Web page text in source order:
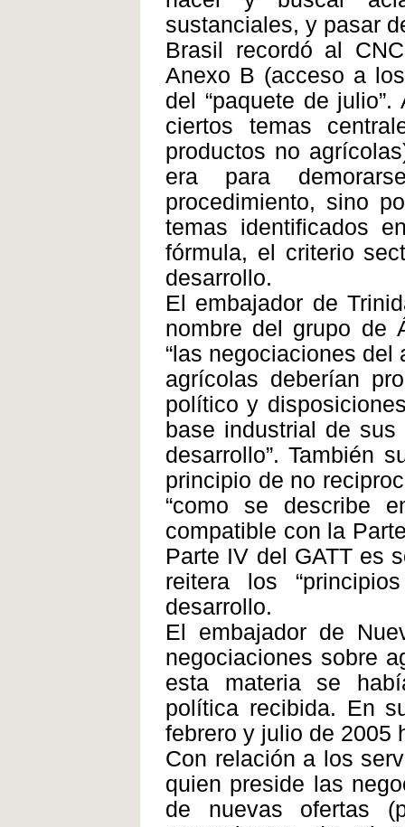
sustanciales, y pasar
Brasil recordó al
Anexo B (acceso a
del “paquete de
ciertos temas
productos no
era para
procedimiento, sino
temas identificados
fórmula, el criterio
desarrollo.
El embajador de
nombre del grupo de
“las negociaciones
agrícolas deberían
político y
base industrial de
desarrollo”. También
principio de no
“como se describe
compatible con la
Parte IV del GATT es
reitera los
desarrollo.
El embajador de
negociaciones sobre
esta materia se
política recibida. En
febrero y julio de 2005
Con relación a los
quien preside las
de nuevas ofertas